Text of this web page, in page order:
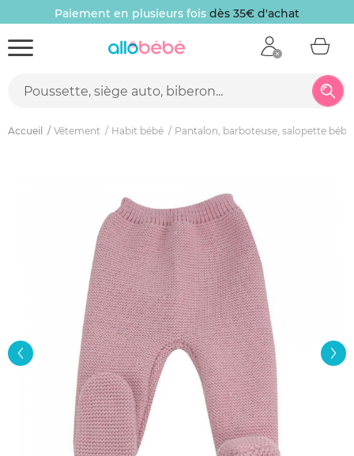
Paiement en plusieurs fois dès 35€ d'achat
Accueil Vêtement Habit bébé Pantalon, barboteuse, salopette bébé